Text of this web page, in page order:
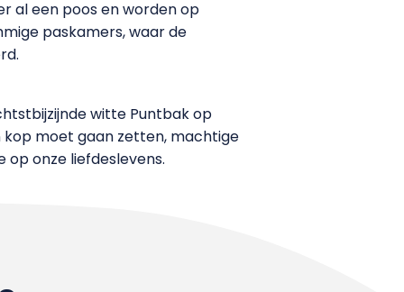
al een poos en worden op
paskamers, waar de
witte Puntbak op
kop moet gaan zetten, machtige
onze liefdeslevens.